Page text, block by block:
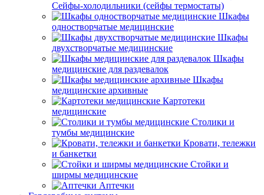
Сейфы-холодильники (сейфы термостаты)
Шкафы
одностворчатые медицинские
Шкафы
двухстворчатые медицинские
Шкафы
медицинские для раздевалок
Шкафы
медицинские архивные
Картотеки
медицинские
Столики и
тумбы медицинские
Кровати, тележки
и банкетки
Стойки и
ширмы медицинские
Аптечки